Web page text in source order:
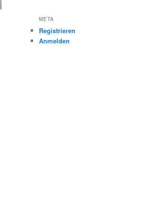
META
Registrieren
Anmelden